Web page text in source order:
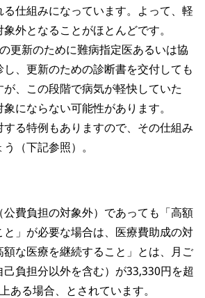
仕組みになっています。よって、軽
外となることがほとんどです。
更新のために難病指定医あるいは協
、更新のための診断書を交付しても
、この段階で病気が軽快していた
にならない可能性があります。
る特例もありますので、その仕組み
（下記参照）。
費負担の対象外）であっても「高額
」が必要な場合は、医療費助成の対
な医療を継続すること」とは、月ご
負担分以外を含む）が33,330円を超
ある場合、とされています。